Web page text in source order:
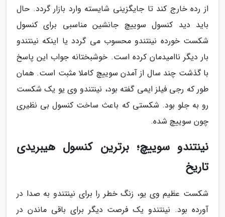
از رده خارج کند تا جایگزینی شایسته وارد بازار گردد. حال
باید دید کنسول سوییچ جانشین مناسبی برای کنسول
شکست خورده نینتندو محسوب می گردد یا اینکه نینتندو
بار دیگر ناامیدمان کرده است. خوشبختانه جواب این پاسخ
با گذشت چند سال از آمدن سوییچ کاملا مثبت است. همان
طور که رجی فیلز ایمی گفته بود، نینتندو وی یو یک شکست
رو به جلو بود. شکستی که باعث ساخت کنسول بی نظیری
چون سوییچ شده.
نینتندو سوییچ؛ برترین کنسول هیبریدی
تاریخ
شکست عظیم وی یو، زنگ خطر را برای نینتندو به صدا در
آورده بود. نینتندو یک فرصت دیگر برای باقی ماندن در